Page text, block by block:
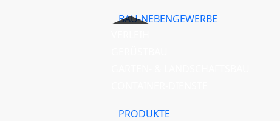
BAU-NEBENGEWERBE
PRODUKTE